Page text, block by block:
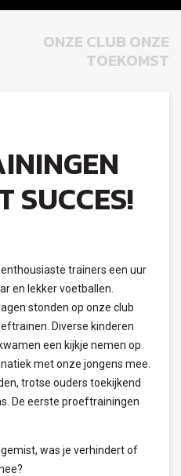
ONZE CLUB ONZE
TOEKOMST
SUCCES!
trainers een uur
en lekker voetballen.
stonden op onze club
Diverse kinderen
een kijkje nemen op
met onze jongens mee.
trotse ouders toekijkend
De eerste proeftrainingen
was je verhindert of